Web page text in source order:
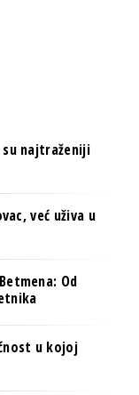
su najtraženiji
već uživa u
Od
u kojoj